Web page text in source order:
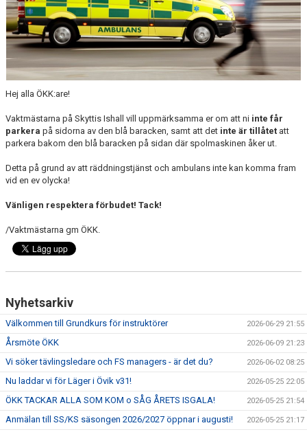
Hej alla ÖKK:are!
Vaktmästarna på Skyttis Ishall vill uppmärksamma er om att ni inte får
parkera på sidorna av den blå baracken, samt att det inte är tillåtet att
parkera bakom den blå baracken på sidan där spolmaskinen åker ut.
Detta på grund av att räddningstjänst och ambulans inte kan komma fram
vid en ev olycka!
Vänligen respektera förbudet! Tack!
/Vaktmästarna gm ÖKK.
Nyhetsarkiv
Välkommen till Grundkurs för instruktörer 2026-06-29 21:55
Årsmöte ÖKK 2026-06-09 21:23
Vi söker tävlingsledare och FS managers - är det du? 2026-06-02 08:25
Nu laddar vi för Läger i Övik v31! 2026-05-25 22:05
ÖKK TACKAR ALLA SOM KOM o SÅG ÅRETS ISGALA! 2026-05-25 21:54
Anmälan till SS/KS säsongen 2026/2027 öppnar i augusti! 2026-05-25 21:17